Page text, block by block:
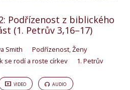
Podřízenost z biblického
(1. Petrův 3,16–17)
Smith Podřízenost,Ženy
se rodí a roste církev
1. Petrův
VIDEO AUDIO